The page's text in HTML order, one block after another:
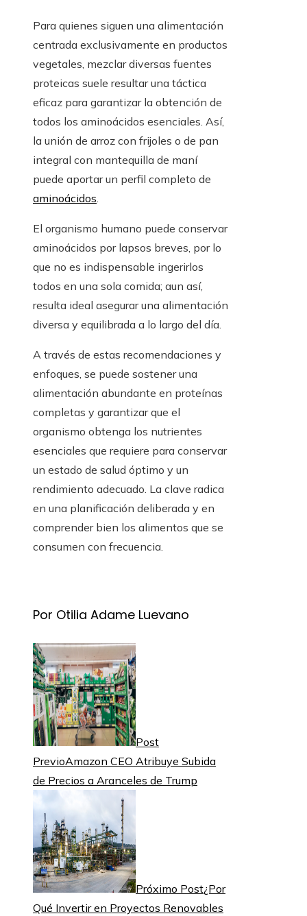
Para quienes siguen una alimentación
centrada exclusivamente en productos
vegetales, mezclar diversas fuentes
proteicas suele resultar una táctica
eficaz para garantizar la obtención de
todos los aminoácidos esenciales. Así,
la unión de arroz con frijoles o de pan
integral con mantequilla de maní
puede aportar un perfil completo de
aminoácidos.
El organismo humano puede conservar
aminoácidos por lapsos breves, por lo
que no es indispensable ingerirlos
todos en una sola comida; aun así,
resulta ideal asegurar una alimentación
diversa y equilibrada a lo largo del día.
A través de estas recomendaciones y
enfoques, se puede sostener una
alimentación abundante en proteínas
completas y garantizar que el
organismo obtenga los nutrientes
esenciales que requiere para conservar
un estado de salud óptimo y un
rendimiento adecuado. La clave radica
en una planificación deliberada y en
comprender bien los alimentos que se
consumen con frecuencia.
Por Otilia Adame Luevano
Post
PrevioAmazon CEO Atribuye Subida
de Precios a Aranceles de Trump
Próximo Post¿Por
Qué Invertir en Proyectos Renovables